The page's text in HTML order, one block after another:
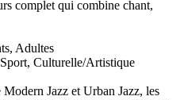
complet qui combine chant,
Adultes
Culturelle/Artistique
Modern Jazz et Urban Jazz, les